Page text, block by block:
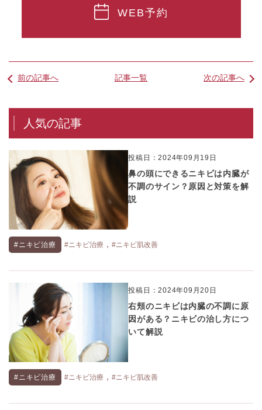
WEB予約
前の記事へ 記事一覧 次の記事へ
人気の記事
投稿日：2024年09月19日
鼻の頭にできるニキビは内臓が
不調のサイン？原因と対策を解
説
#ニキビ治療 #ニキビ治療 , #ニキビ肌改善
投稿日：2024年09月20日
右頬のニキビは内臓の不調に原
因がある？ニキビの治し方につ
いて解説
#ニキビ治療 #ニキビ治療 , #ニキビ肌改善